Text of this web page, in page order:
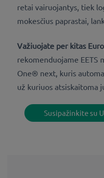
retai vairuojantys, tiek
mokesčius paprastai,
Važiuojate per kitas
rekomenduojame EETS
One® next, kuris
už kuriuos atsiskaitoma
Susipažinkite su